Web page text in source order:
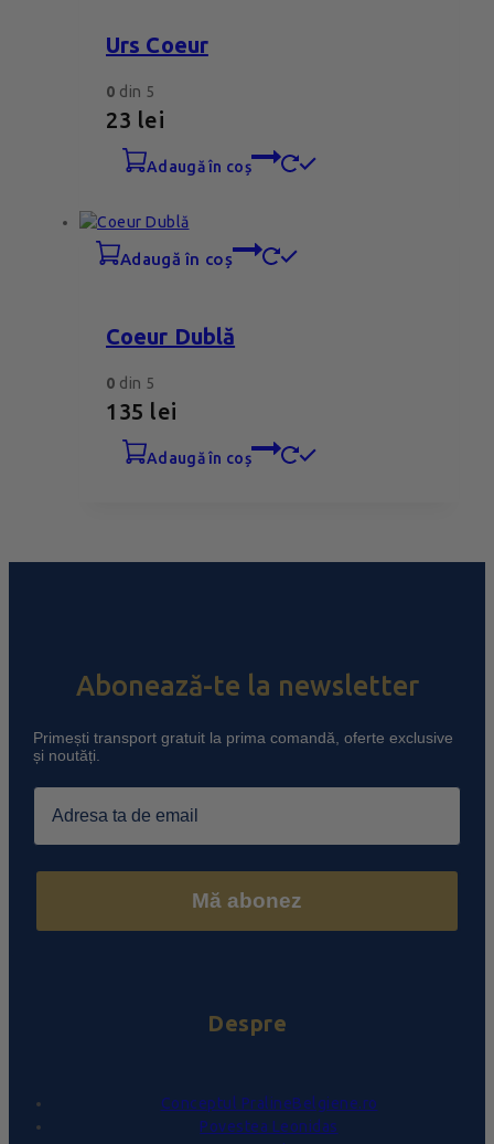
Urs Coeur
0 din 5
23 lei
adaugă în coș
adaugă în coș
Coeur Dublă
0 din 5
135 lei
adaugă în coș
Abonează-te la newsletter
Primești transport gratuit la prima comandă, oferte exclusive
și noutăți.
Email
Mă abonez
Despre
Conceptul PralineBelgiene.ro
Povestea Leonidas